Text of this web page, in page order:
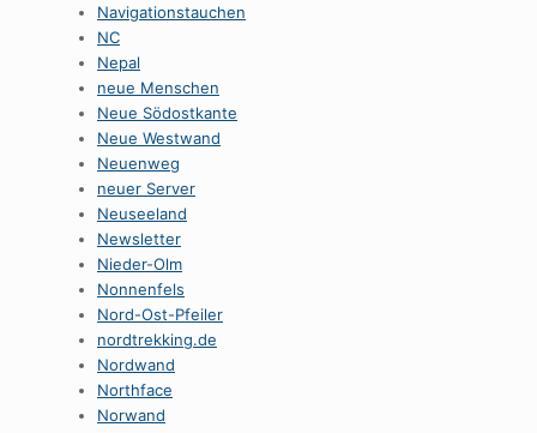
Navigationstauchen
NC
Nepal
neue Menschen
Neue Södostkante
Neue Westwand
Neuenweg
neuer Server
Neuseeland
Newsletter
Nieder-Olm
Nonnenfels
Nord-Ost-Pfeiler
nordtrekking.de
Nordwand
Northface
Norwand